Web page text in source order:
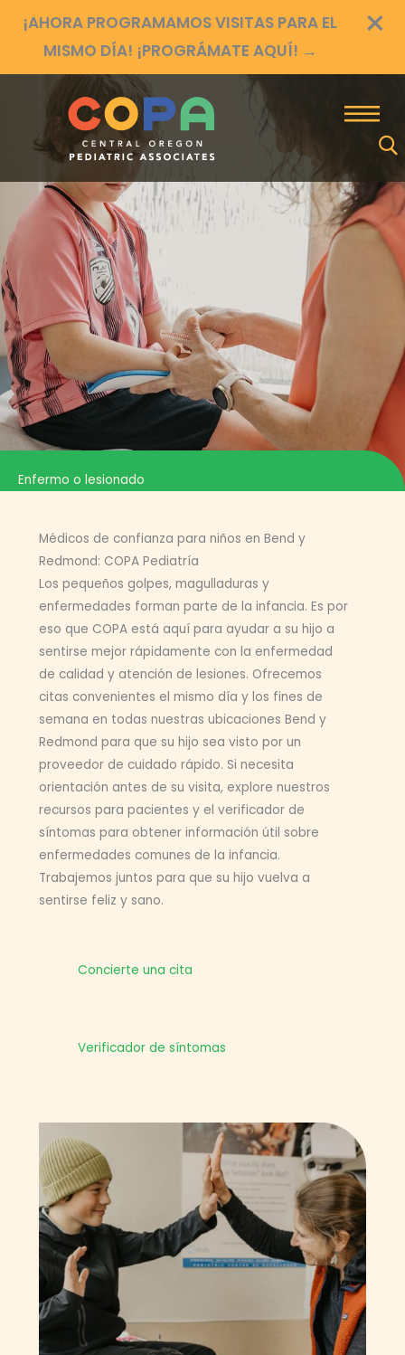
contenido
¡AHORA PROGRAMAMOS VISITAS PARA EL
MISMO DÍA! ¡PROGRÁMATE AQUÍ! →
×
Enfermo o lesionado
Médicos de confianza para niños en Bend y
Redmond: COPA Pediatría
Los pequeños golpes, magulladuras y
enfermedades forman parte de la infancia. Es por
eso que COPA está aquí para ayudar a su hijo a
sentirse mejor rápidamente con la enfermedad
de calidad y atención de lesiones. Ofrecemos
citas convenientes el mismo día y los fines de
semana en todas nuestras ubicaciones Bend y
Redmond para que su hijo sea visto por un
proveedor de cuidado rápido. Si necesita
orientación antes de su visita, explore nuestros
recursos para pacientes y el verificador de
síntomas para obtener información útil sobre
enfermedades comunes de la infancia.
Trabajemos juntos para que su hijo vuelva a
sentirse feliz y sano.
Concierte una cita
Verificador de síntomas